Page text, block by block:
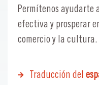
Permítenos ayudarte
efectiva y prosperar
comercio y la cultura.
Traducción del